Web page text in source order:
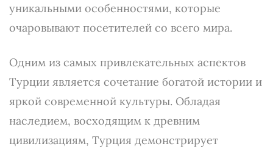
уникальными особенностями, которые
очаровывают посетителей со всего мира.
Одним из самых привлекательных аспектов
Турции является сочетание богатой истории и
яркой современной культуры. Обладая
наследием, восходящим к древним
цивилизациям, Турция демонстрирует